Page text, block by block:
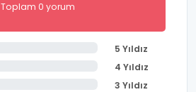
Toplam 0 yorum
5 Yıldız
4 Yıldız
3 Yıldız